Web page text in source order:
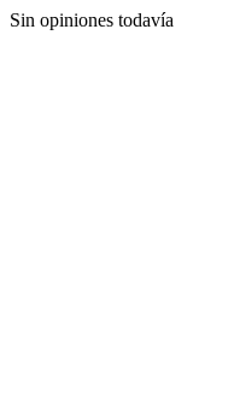
Sin opiniones todavía